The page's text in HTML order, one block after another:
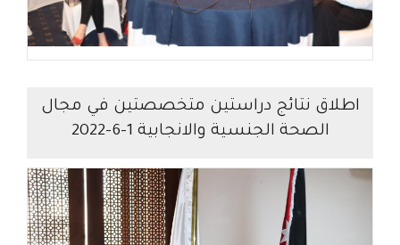
اطلاق نتائج دراستين متخصصتين في مجال
الصحة الجنسية والانجابية 1-6-2022